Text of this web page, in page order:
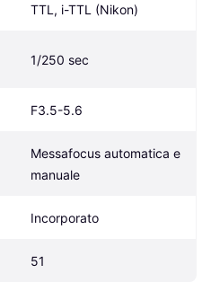
TTL, i-TTL (Nikon)
1/250 sec
F3.5-5.6
Messafocus automatica e
manuale
Incorporato
51